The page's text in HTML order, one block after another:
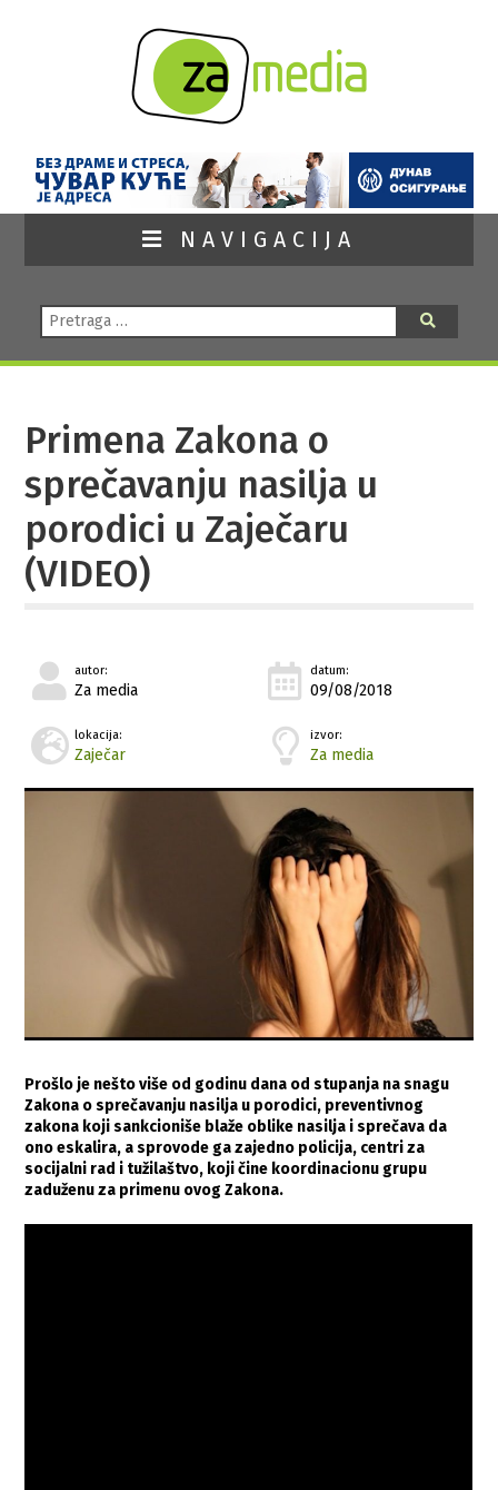
NAVIGACIJA
Pretraga:
Primena Zakona o
sprečavanju nasilja u
porodici u Zaječaru
(VIDEO)
autor:
Za media
datum:
09/08/2018
lokacija:
Zaječar
izvor:
Za media
Prošlo je nešto više od godinu dana od stupanja na snagu
Zakona o sprečavanju nasilja u porodici, preventivnog
zakona koji sankcioniše blaže oblike nasilja i sprečava da
ono eskalira, a sprovode ga zajedno policija, centri za
socijalni rad i tužilaštvo, koji čine koordinacionu grupu
zaduženu za primenu ovog Zakona.